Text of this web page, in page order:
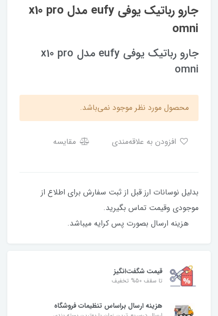
جارو رباتیک یوفی eufy مدل x10 pro
omni
جارو رباتیک یوفی eufy مدل x10 pro
omni
محصول مورد نظر موجود نمی‌باشد.
مقایسه
بدلیل نوسانات ارز قبل از ثبت سفارش برای اطلاع از
موجودی وقیمت تماس بگیرید.
هزینه ارسال بصورت پس کرایه میباشد.
قیمت شگفت‌انگیز
تا سقف 50% تخفیف
هزینه ارسال براساس تنظیمات فروشگاه